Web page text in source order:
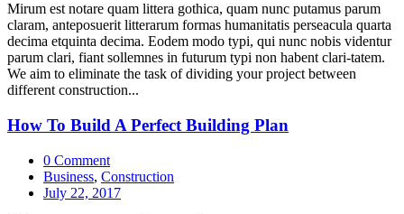
Mirum est notare quam littera gothica, quam nunc putamus parum
claram, anteposuerit litterarum formas humanitatis perseacula quarta
decima etquinta decima. Eodem modo typi, qui nunc nobis videntur
parum clari, fiant sollemnes in futurum typi non habent clari-tatem.
We aim to eliminate the task of dividing your project between
different construction...
How To Build A Perfect Building Plan
0 Comment
Business, Construction
July 22, 2017